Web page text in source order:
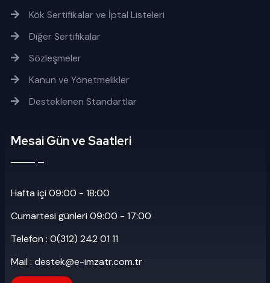
Kök Sertifikalar ve İptal Listeleri
Diğer Sertifikalar
Sözleşmeler
Kanun ve Yönetmelikler
Desteklenen Standartlar
Mesai Gün ve Saatleri
Hafta içi 09:00 - 18:00
Cumartesi günleri 09:00 - 17:00
Telefon : 0(312) 242 01 11
Mail : destek@e-imzatr.com.tr